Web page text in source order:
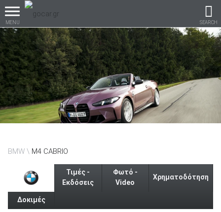
MENU SEARCH
Βρες τα πάντα για το
αυτοκίνητο!
Καινούρια
BMW M4 CABRIO
Τιμές -
Εκδόσεις
Φωτό -
Video
Χρηματοδότηση
Δοκιμές